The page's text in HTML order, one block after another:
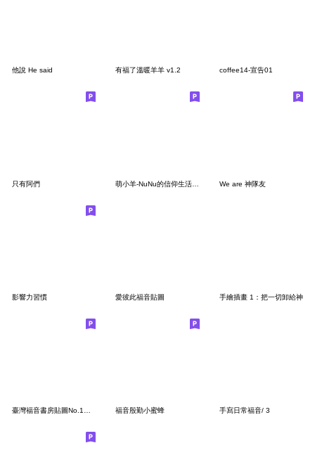
他說 He said 有福了溫暖羊羊 v1.2 coffee14-宣告01
只有阿們 We are 神隊友
影響力習慣 愛彼此福音貼圖 手繪插畫 1：把一切卸給神
臺灣福音書房貼圖No.1－愛樂寶貝（活力篇） 福音殷勤小蜜蜂 手寫日常福音/ 3